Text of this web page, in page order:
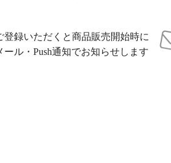
登録いただくと商品販売開始時に
ール・Push通知でお知らせします